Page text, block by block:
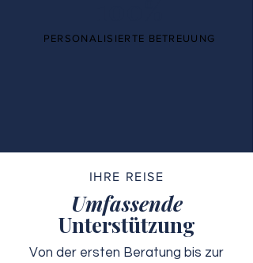
PERSONALISIERTE BETREUUNG
IHRE REISE
Umfassende
Unterstützung
Von der ersten Beratung bis zur